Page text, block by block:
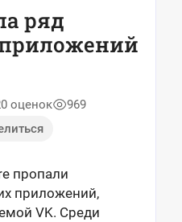
ряд
оценок
969
пропали
приложений,
VK. Среди